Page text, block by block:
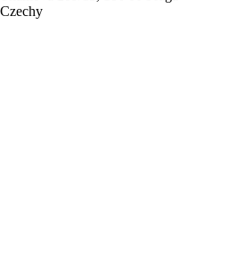
Czechy